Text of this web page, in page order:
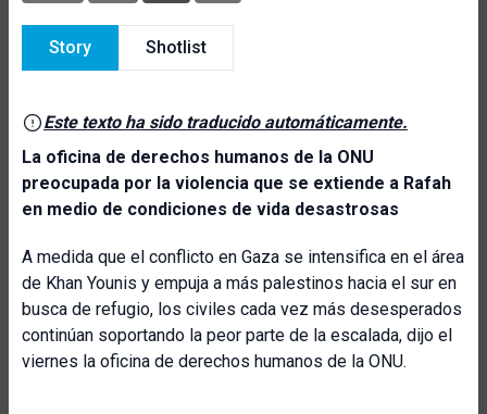
Story Shotlist
Este texto ha sido traducido automáticamente.
La oficina de derechos humanos de la ONU
preocupada por la violencia que se extiende a Rafah
en medio de condiciones de vida desastrosas
A medida que el conflicto en Gaza se intensifica en el área
de Khan Younis y empuja a más palestinos hacia el sur en
busca de refugio, los civiles cada vez más desesperados
continúan soportando la peor parte de la escalada, dijo el
viernes la oficina de derechos humanos de la ONU.